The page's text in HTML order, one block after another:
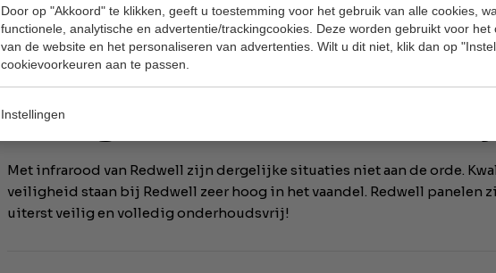
Door op "Akkoord" te klikken, geeft u toestemming voor het gebruik van alle cookies,
functionele, analytische en advertentie/trackingcookies. Deze worden gebruikt voor het
van de website en het personaliseren van advertenties. Wilt u dit niet, klik dan op
cookievoorkeuren aan te passen.
Instellingen
Volledige artikel:https://www.nu.nl/economie/5793792/kassa-circa-
levensgevaarlijke-cv-ketels-in-nederland.html
Veilig en onderhoudsvrij
Met infrarood van Redwell zijn dergelijke situaties niet aan de orde.
veiligheid staan bij Redwell zeer hoog in het vaandel. Redwell panelen
uiterst veilig en volledig onderhoudsvrij!